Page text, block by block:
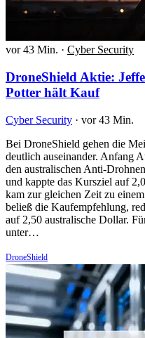
vor 43 Min. · Cyber Security
DroneShield Aktie:
Potter hält Kauf
Cyber Security · vor 43 Min.
Bei DroneShield gehen die
deutlich auseinander. Anfang
den australischen Anti-
und kappte das Kursziel auf
kam zur gleichen Zeit zu
beließ die Kaufempfehlung,
auf 2,50 australische Dollar.
unter…
DroneShield